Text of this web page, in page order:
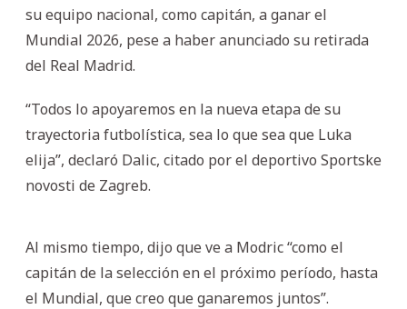
su equipo nacional, como capitán, a ganar el
Mundial 2026, pese a haber anunciado su retirada
del Real Madrid.
“Todos lo apoyaremos en la nueva etapa de su
trayectoria futbolística, sea lo que sea que Luka
elija”, declaró Dalic, citado por el deportivo Sportske
novosti de Zagreb.
Al mismo tiempo, dijo que ve a Modric “como el
capitán de la selección en el próximo período, hasta
el Mundial, que creo que ganaremos juntos”.